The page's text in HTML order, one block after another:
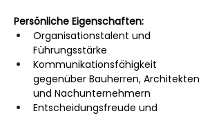
Persönliche Eigenschaften:
Organisationstalent und
Führungsstärke
Kommunikationsfähigkeit
gegenüber Bauherren, Architekten
und Nachunternehmern
Entscheidungsfreude und